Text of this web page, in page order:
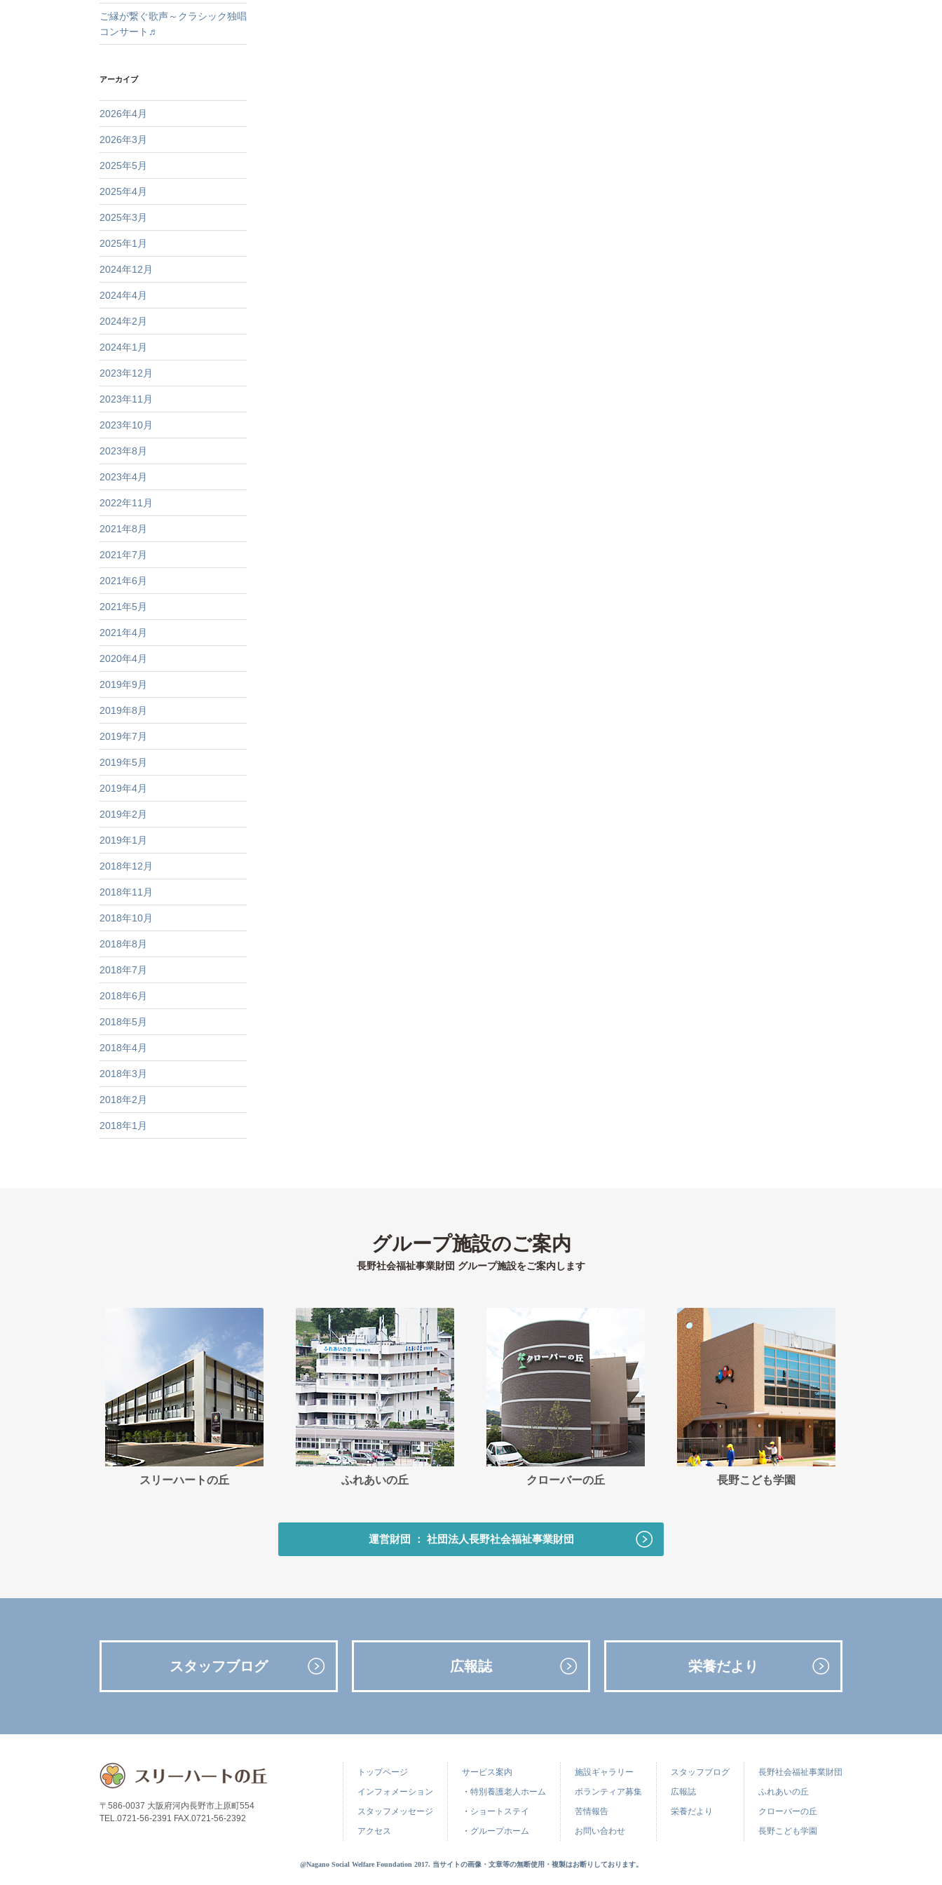
ご縁が繋ぐ歌声～クラシック独唱
コンサート♬
アーカイブ
2026年4月
2026年3月
2025年5月
2025年4月
2025年3月
2025年1月
2024年12月
2024年4月
2024年2月
2024年1月
2023年12月
2023年11月
2023年10月
2023年8月
2023年4月
2022年11月
2021年8月
2021年7月
2021年6月
2021年5月
2021年4月
2020年4月
2019年9月
2019年8月
2019年7月
2019年5月
2019年4月
2019年2月
2019年1月
2018年12月
2018年11月
2018年10月
2018年8月
2018年7月
2018年6月
2018年5月
2018年4月
2018年3月
2018年2月
2018年1月
グループ施設のご案内
長野社会福祉事業財団 グループ施設をご案内します
スリーハートの丘 ふれあいの丘 クローバーの丘 長野こども学園
運営財団 ： 社団法人長野社会福祉事業財団
スタッフブログ 広報誌 栄養だより
〒586-0037 大阪府河内長野市上原町554
TEL.0721-56-2391 FAX.0721-56-2392
長野社会福祉事業財団
ふれあいの丘
クローバーの丘
長野こども学園
スタッフブログ
広報誌
栄養だより
施設ギャラリー
ボランティア募集
苦情報告
お問い合わせ
サービス案内
・ 特別養護老人ホーム
・ ショートステイ
・ グループホーム
トップページ
インフォメーション
スタッフメッセージ
アクセス
@Nagano Social Welfare Foundation 2017. 当サイトの画像・文章等の無断使用・複製はお断りしております。